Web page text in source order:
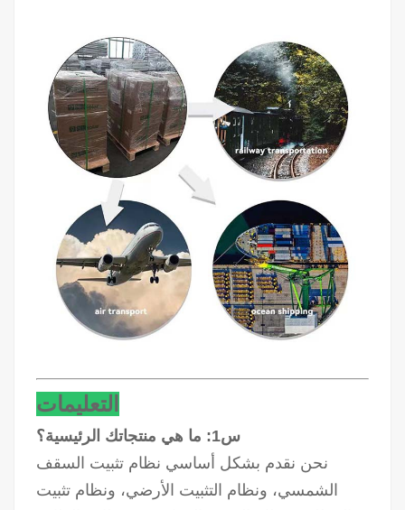
التعليمات
س1: ما هي منتجاتك الرئيسية؟
نحن نقدم بشكل أساسي نظام تثبيت السقف
الشمسي، ونظام التثبيت الأرضي، ونظام تثبيت